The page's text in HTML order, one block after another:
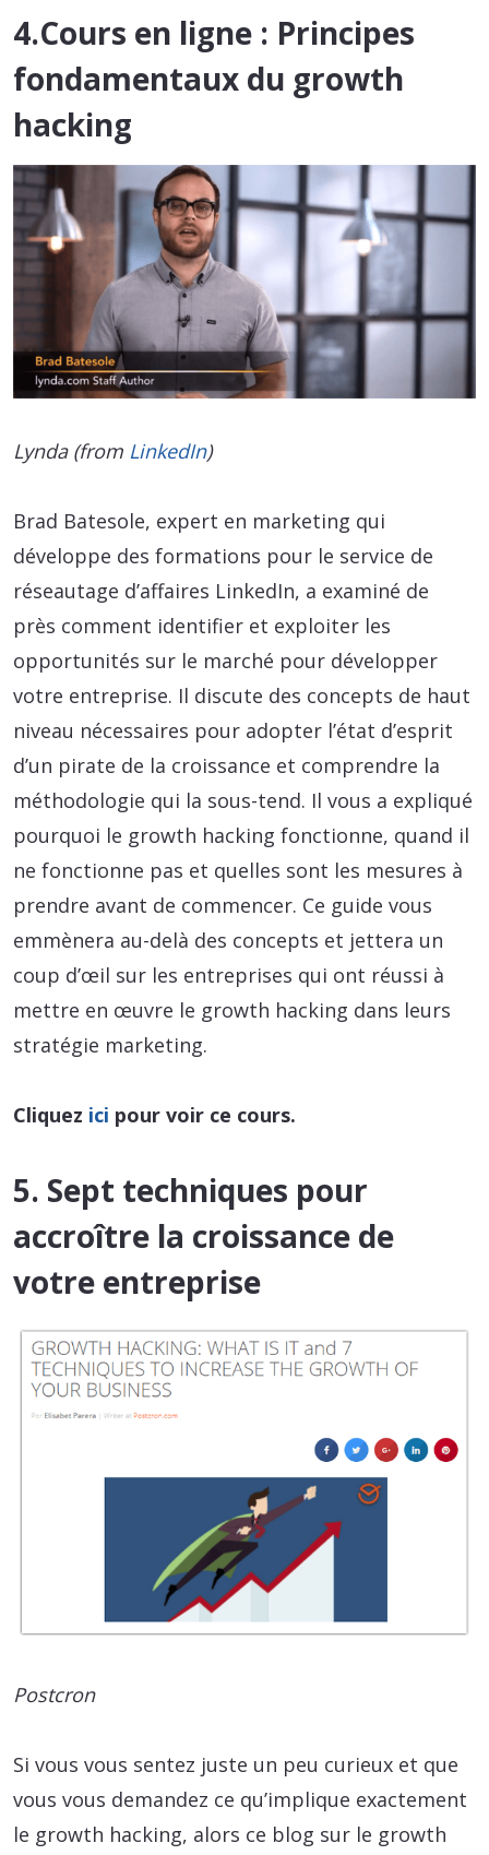
4.Cours en ligne : Principes
fondamentaux du growth
hacking
Lynda (from LinkedIn)
Brad Batesole, expert en marketing qui
développe des formations pour le service de
réseautage d’affaires LinkedIn, a examiné de
près comment identifier et exploiter les
opportunités sur le marché pour développer
votre entreprise. Il discute des concepts de haut
niveau nécessaires pour adopter l’état d’esprit
d’un pirate de la croissance et comprendre la
méthodologie qui la sous-tend. Il vous a expliqué
pourquoi le growth hacking fonctionne, quand il
ne fonctionne pas et quelles sont les mesures à
prendre avant de commencer. Ce guide vous
emmènera au-delà des concepts et jettera un
coup d’œil sur les entreprises qui ont réussi à
mettre en œuvre le growth hacking dans leurs
stratégie marketing.
Cliquez ici pour voir ce cours.
5. Sept techniques pour
accroître la croissance de
votre entreprise
Postcron
Si vous vous sentez juste un peu curieux et que
vous vous demandez ce qu’implique exactement
le growth hacking, alors ce blog sur le growth